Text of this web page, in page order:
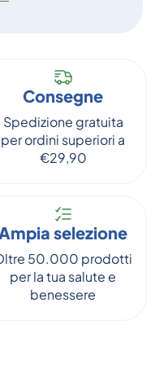
Consegne
Spedizione gratuita
per ordini superiori a
€29,90
selezione
50.000 prodotti
per la tua salute e
benessere